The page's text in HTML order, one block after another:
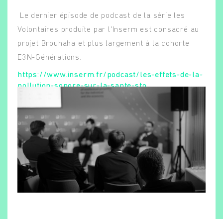
Le dernier épisode de podcast de la série les
Volontaires produite par l’Inserm est consacré au
projet Brouhaha et plus largement à la cohorte
E3N-Générations.
https://www.inserm.fr/podcast/les-effets-de-la-
pollution-sonore-sur-la-sante-sto…